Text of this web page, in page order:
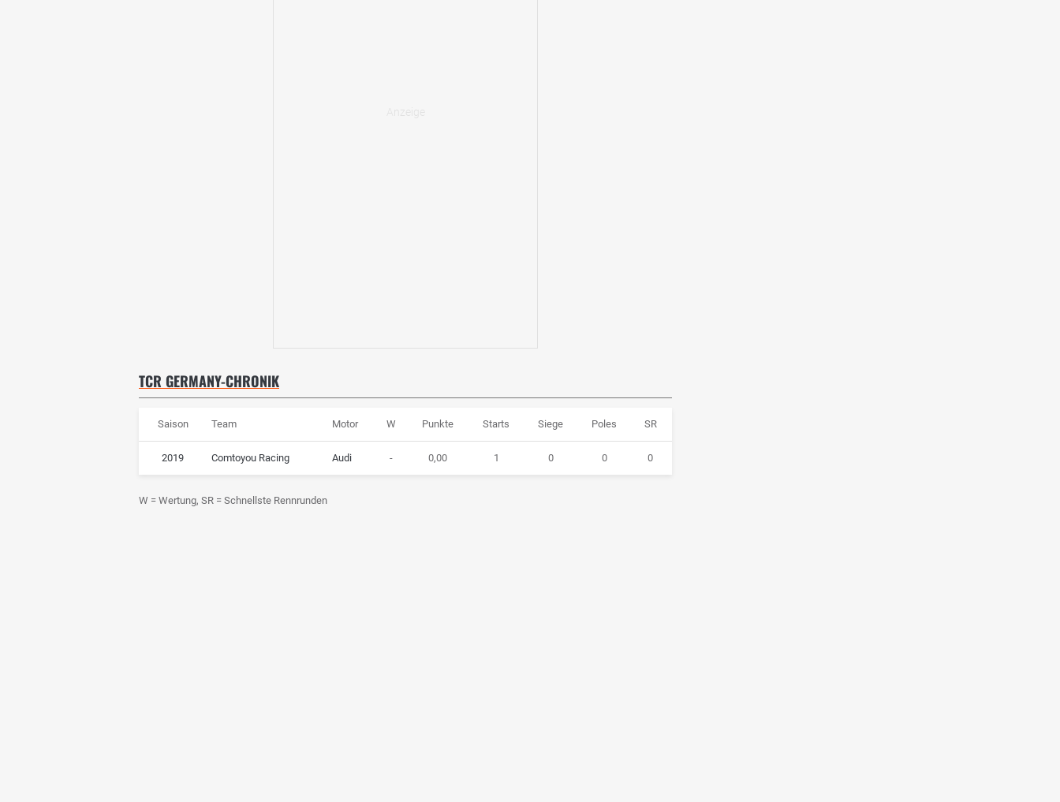
TCR GERMANY-CHRONIK
Saison Team Motor W Punkte Starts Siege Poles SR
2019 Comtoyou Racing Audi - 0,00 1 0 0 0
W = Wertung, SR = Schnellste Rennrunden